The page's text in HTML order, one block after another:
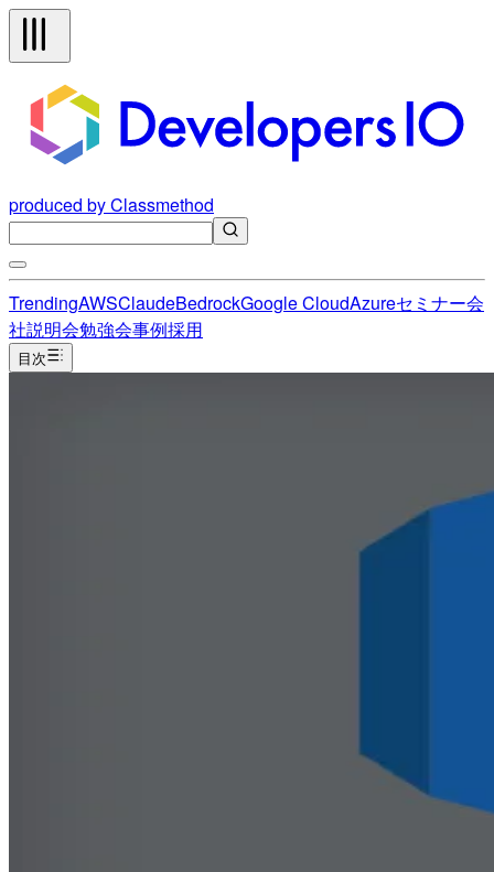
produced by Classmethod
TrendingAWSClaudeBedrockGoogle CloudAzureセミナー会
社説明会勉強会事例採用
目次